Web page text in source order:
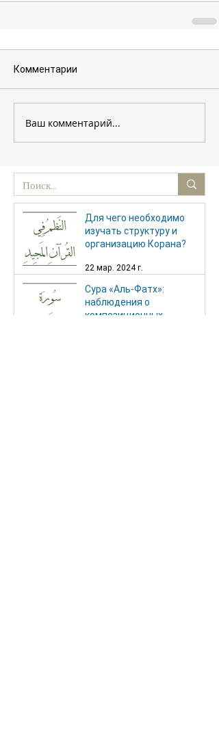
Комментарии
Ваш комментарий...
Для чего необходимо
изучать структуру и
организацию Корана?
22 мар. 2024 г.
Сура «Аль-Фатх»:
наблюдения о
композиционных